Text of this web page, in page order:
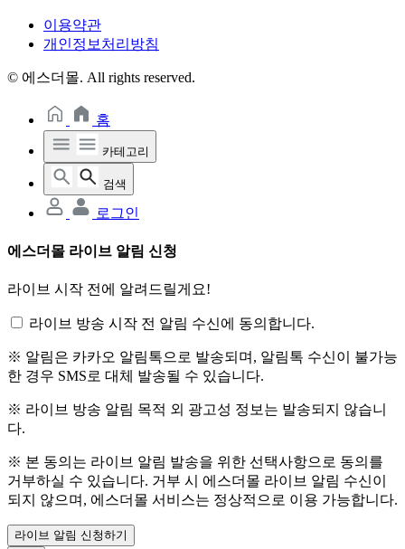
이용약관
개인정보처리방침
© 에스더몰. All rights reserved.
홈
카테고리
검색
로그인
에스더몰 라이브 알림 신청
라이브 시작 전에 알려드릴게요!
라이브 방송 시작 전 알림 수신에 동의합니다.
※ 알림은 카카오 알림톡으로 발송되며, 알림톡 수신이 불가능
한 경우 SMS로 대체 발송될 수 있습니다.
※ 라이브 방송 알림 목적 외 광고성 정보는 발송되지 않습니
다.
※ 본 동의는 라이브 알림 발송을 위한 선택사항으로 동의를
거부하실 수 있습니다. 거부 시 에스더몰 라이브 알림 수신이
되지 않으며, 에스더몰 서비스는 정상적으로 이용 가능합니다.
라이브 알림 신청하기